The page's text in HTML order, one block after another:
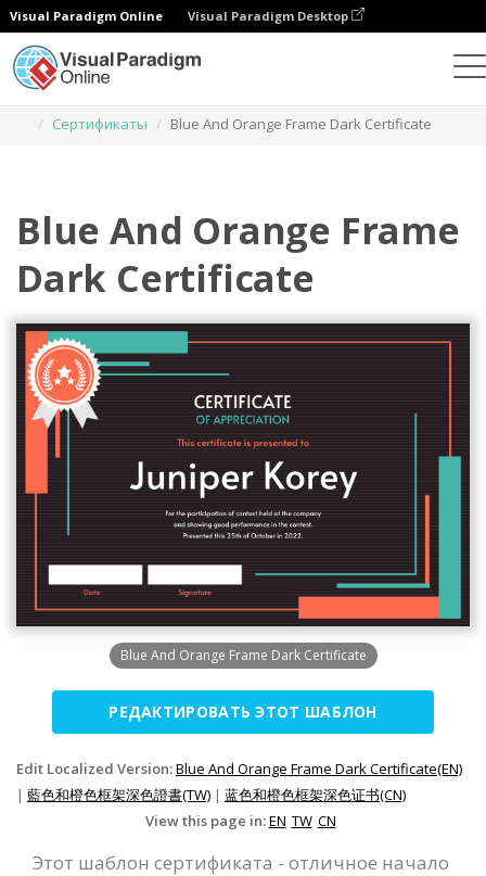
Visual Paradigm Online Visual Paradigm Desktop
Сертификаты
Blue And Orange Frame Dark Certificate
Blue And Orange Frame
Dark Certificate
Blue And Orange Frame Dark Certificate
РЕДАКТИРОВАТЬ ЭТОТ ШАБЛОН
Edit Localized Version:Blue And Orange Frame Dark Certificate(EN)
| 藍色和橙色框架深色證書(TW) | 蓝色和橙色框架深色证书(CN)
View this page in:EN TW CN
Этот шаблон сертификата - отличное начало